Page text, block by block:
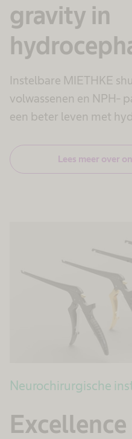
gravity in
Instelbare MIETHKE
volwassenen en NPH-
een beter leven met
Lees meer over
Neurochirurgische